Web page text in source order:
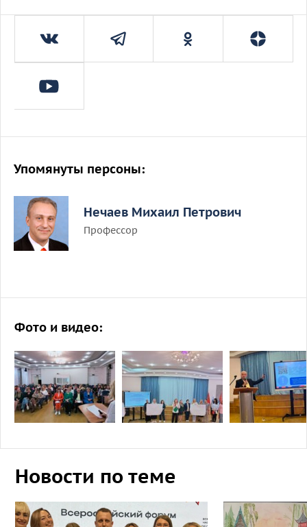
Упомянуты персоны:
Нечаев Михаил Петрович
Профессор
Фото и видео:
Новости по теме